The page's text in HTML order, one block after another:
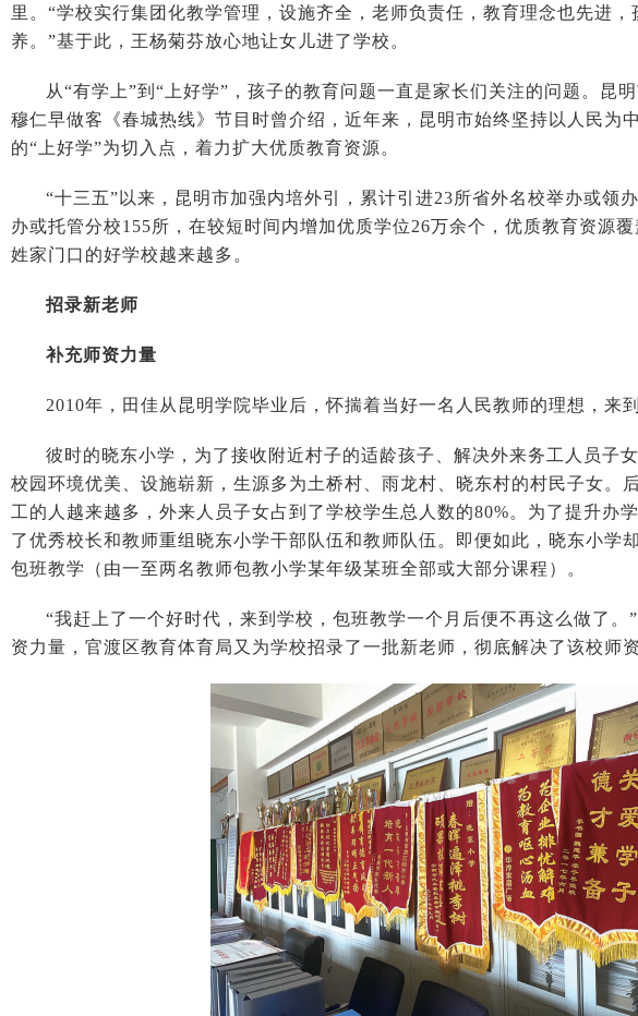
里。“学校实行集团化教学管理，设施齐全，老师负责任，教育理念也先进
养。”基于此，王杨菊芬放心地让女儿进了学校。
从“有学上”到“上好学”，孩子的教育问题一直是家长们关注的问题。昆
穆仁早做客《春城热线》节目时曾介绍，近年来，昆明市始终坚持以人民为
的“上好学”为切入点，着力扩大优质教育资源。
“十三五”以来，昆明市加强内培外引，累计引进23所省外名校举办或领
办或托管分校155所，在较短时间内增加优质学位26万余个，优质教育资源
姓家门口的好学校越来越多。
招录新老师
补充师资力量
2010年，田佳从昆明学院毕业后，怀揣着当好一名人民教师的理想，来
彼时的晓东小学，为了接收附近村子的适龄孩子、解决外来务工人员子
校园环境优美、设施崭新，生源多为土桥村、雨龙村、晓东村的村民子女。
工的人越来越多，外来人员子女占到了学校学生总人数的80%。为了提升办
了优秀校长和教师重组晓东小学干部队伍和教师队伍。即便如此，晓东小学
包班教学（由一至两名教师包教小学某年级某班全部或大部分课程）。
“我赶上了一个好时代，来到学校，包班教学一个月后便不再这么做了。
资力量，官渡区教育体育局又为学校招录了一批新老师，彻底解决了该校师